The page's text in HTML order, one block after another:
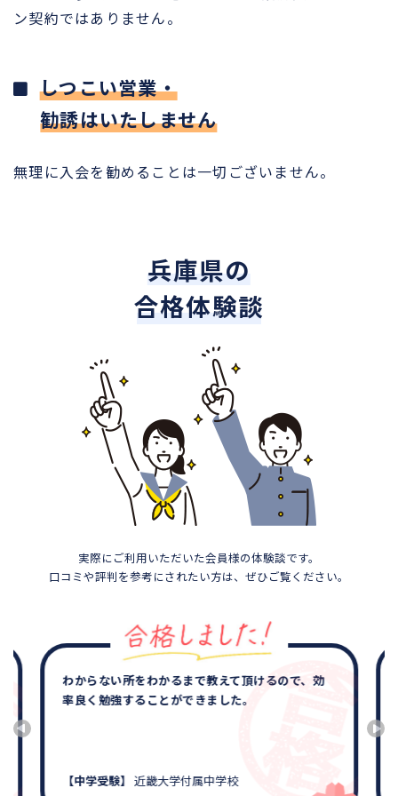
ン契約ではありません。
しつこい営業・
勧誘はいたしません
無理に入会を勧めることは一切ございません。
兵庫県の
合格体験談
実際にご利用いただいた会員様の体験談です。
口コミや評判を参考にされたい方は、ぜひご覧ください。
わからない所をわかるまで教えて頂けるので、効
率良く勉強することができました。
【中学受験】 近畿大学付属中学校